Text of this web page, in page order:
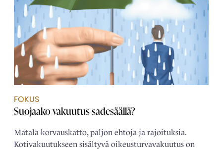
FOKUS
Suojaako vakuutus sadesäällä?
Matala korvauskatto, paljon ehtoja ja rajoituksia.
Kotivakuutukseen sisältyvä oikeusturvavakuutus on